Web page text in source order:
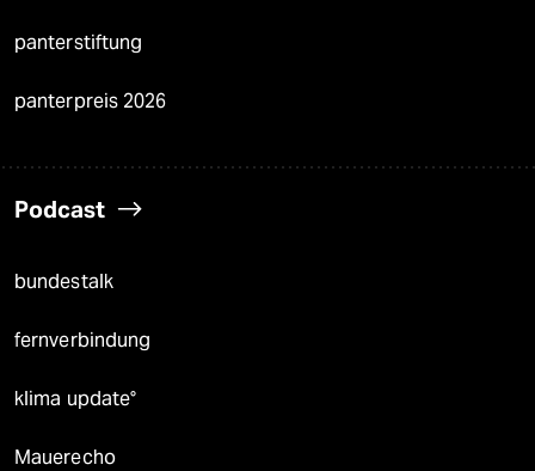
panterstiftung
panterpreis 2026
Podcast
bundestalk
fernverbindung
klima update°
Mauerecho